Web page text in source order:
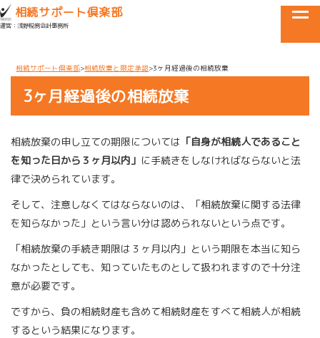
目黒区・世田谷区・品川区で相続に関するお悩みなら
相続サポート倶楽部
運営：浅野税務会計事務所
相続サポート倶楽部 相続放棄と限定承認 3ヶ月経過後の相続放棄
3ヶ月経過後の相続放棄
相続放棄の申し立ての期限については 「自身が相続人であること
を知った日から３ヶ月以内」 に手続きをしなければならないと法
律で決められています。
そして、注意しなくてはならないのは、「相続放棄に関する法律
を知らなかった」という言い分は認められないという点です。
「相続放棄の手続き期限は３ヶ月以内」という期限を本当に知ら
なかったとしても、知っていたものとして扱われますので十分注
意が必要です。
ですから、負の相続財産も含めて相続財産をすべて相続人が相続
するという結果になります。